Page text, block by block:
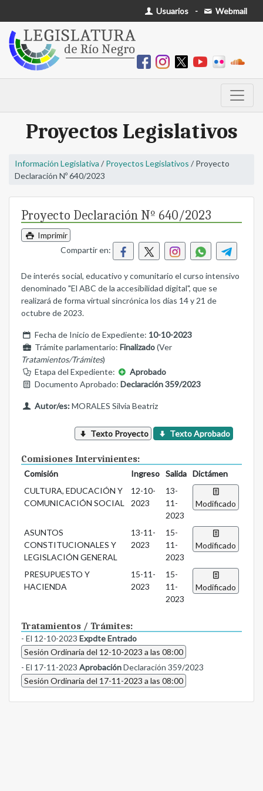
Usuarios - Webmail
Proyectos Legislativos
Información Legislativa / Proyectos Legislativos / Proyecto
Declaración Nº 640/2023
Proyecto Declaración Nº 640/2023
Imprimir
Compartir en:
De interés social, educativo y comunitario el curso intensivo
denominado "El ABC de la accesibilidad digital", que se
realizará de forma virtual sincrónica los días 14 y 21 de
octubre de 2023.
Fecha de Inicio de Expediente: 10-10-2023
Trámite parlamentario: Finalizado(Ver
Tratamientos/Trámites)
Etapa del Expediente:
Aprobado
Documento Aprobado: Declaración 359/2023
Autor/es:MORALES Silvia Beatriz
Texto Proyecto Texto Aprobado
Comisiones Intervinientes:
Comisión Ingreso Salida
Dictámen
CULTURA, EDUCACIÓN Y
COMUNICACIÓN SOCIAL
12-10-
2023
13-
11-
2023
Modificado
ASUNTOS
CONSTITUCIONALES Y
LEGISLACIÓN GENERAL
13-11-
2023
15-
11-
2023
Modificado
PRESUPUESTO Y
HACIENDA
15-11-
2023
15-
11-
2023
Modificado
Tratamientos / Trámites:
- El 12-10-2023 Expdte Entrado
Sesión Ordinaria del 12-10-2023 a las 08:00
- El 17-11-2023 AprobaciónDeclaración 359/2023
Sesión Ordinaria del 17-11-2023 a las 08:00